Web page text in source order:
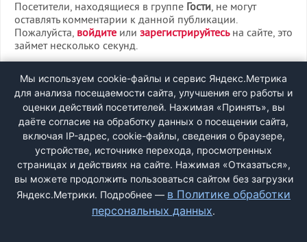
Посетители, находящиеся в группе Гости, не могут
оставлять комментарии к данной публикации.
Пожалуйста, войдите или зарегистрируйтесьна сайте, это
займет несколько секунд.
ВХОД
РЕГИСТРАЦИЯ
Быстрая регистрациячерез соцсети:
Мы используем cookie-файлы и сервис Яндекс.Метрика
для анализа посещаемости сайта, улучшения его работы и
оценки действий посетителей. Нажимая «Принять», вы
даёте согласие на обработку данных о посещении сайта,
включая IP-адрес, cookie-файлы, сведения о браузере,
устройстве, источнике перехода, просмотренных
страницах и действиях на сайте. Нажимая «Отказаться»,
вы можете продолжить пользоваться сайтом без загрузки
Яндекс.Метрики. Подробнее — в Политике обработки
персональных данных.